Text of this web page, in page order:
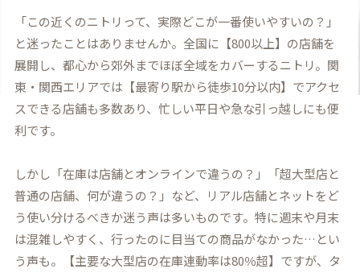
「この近くのニトリって、実際どこが一番使いやすいの？」
と迷ったことはありませんか。全国に【800以上】の店舗を
展開し、都心から郊外までほぼ全域をカバーするニトリ。関
東・関西エリアでは【最寄り駅から徒歩10分以内】でアクセ
スできる店舗も多数あり、忙しい平日や急な引っ越しにも便
利です。
しかし「在庫は店舗とオンラインで違うの？」「超大型店と
普通の店舗、何が違うの？」など、リアル店舗とネットをど
う使い分けるべきか迷う声は多いものです。特に週末や月末
は混雑しやすく、行ったのに目当ての商品がなかった…とい
う声も。【主要な大型店の在庫連動率は80％超】ですが、タ